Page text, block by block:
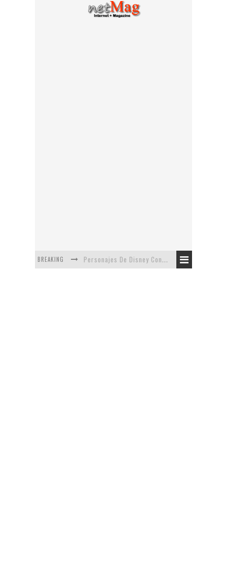
BREAKING Personajes De Disney Con Vestuarios Contemporáneos